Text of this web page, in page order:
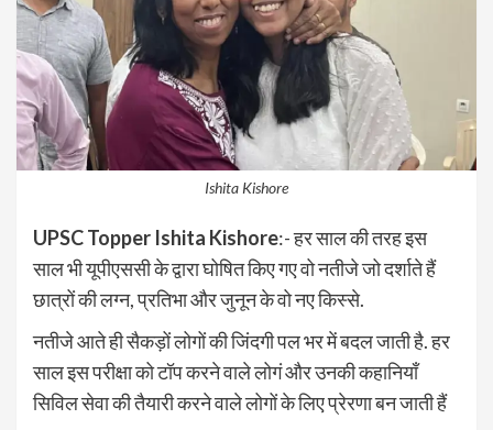
Ishita Kishore
UPSC Topper Ishita Kishore:- हर साल की तरह इस
साल भी यूपीएससी के द्वारा घोषित किए गए वो नतीजे जो दर्शाते हैं
छात्रों की लग्न, प्रतिभा और जुनून के वो नए किस्से.
नतीजे आते ही सैकड़ों लोगों की जिंदगी पल भर में बदल जाती है. हर
साल इस परीक्षा को टॉप करने वाले लोगं और उनकी कहानियॉं
सिविल सेवा की तैयारी करने वाले लोगों के लिए प्रेरणा बन जाती हैं